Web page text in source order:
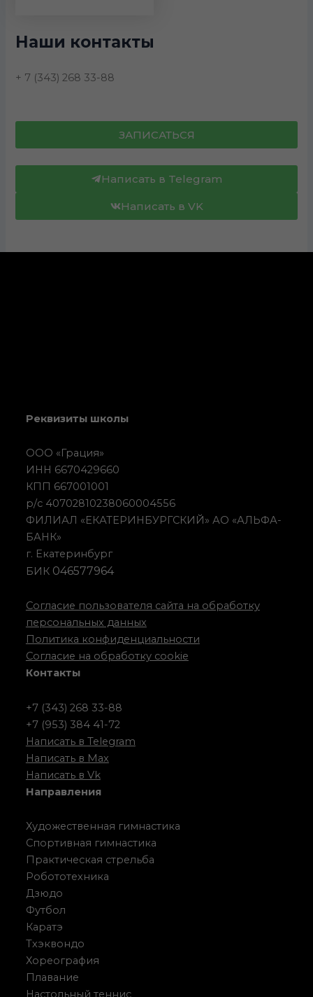
Наши контакты
+ 7 (343) 268 33-88
ЗАПИСАТЬСЯ
Написать в Telegram
Написать в VK
Реквизиты школы
ООО «Грация»
ИНН 6670429660
КПП 667001001
р/с 40702810238060004556
ФИЛИАЛ «ЕКАТЕРИНБУРГСКИЙ» АО «АЛЬФА-
БАНК»
г. Екатеринбург
БИК 046577964
Согласие пользователя сайта на обработку
персональных данных
Политика конфиденциальности
Согласие на обработку cookie
Контакты
+7 (343) 268 33-88
+7 (953) 384 41-72
Написать в Telegram
Написать в Max
Написать в Vk
Направления
Художественная гимнастика
Спортивная гимнастика
Практическая стрельба
Робототехника
Дзюдо
Футбол
Каратэ
Тхэквондо
Хореография
Плавание
Настольный теннис